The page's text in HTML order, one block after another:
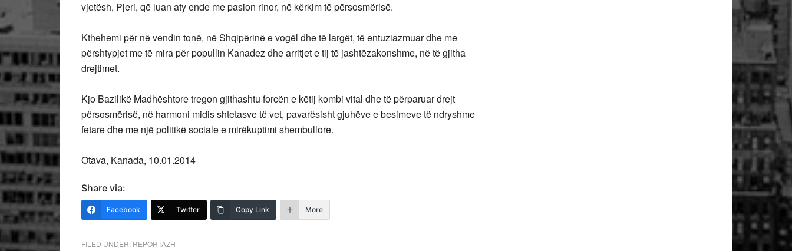
vjetësh, Pjeri, që luan aty ende me pasion rinor, në kërkim të përsosmërisë.
Kthehemi për në vendin tonë, në Shqipërinë e vogël dhe të largët, të entuziazmuar dhe me
përshtypjet me të mira për popullin Kanadez dhe arritjet e tij të jashtëzakonshme, në të gjitha
drejtimet.
Kjo Bazilikë Madhështore tregon gjithashtu forcën e këtij kombi vital dhe të përparuar drejt
përsosmërisë, në harmoni midis shtetasve të vet, pavarësisht gjuhëve e besimeve të ndryshme
fetare dhe me një politikë sociale e mirëkuptimi shembullore.
Otava, Kanada, 10.01.2014
Share via:
Facebook Twitter Copy Link More
FILED UNDER: REPORTAZH